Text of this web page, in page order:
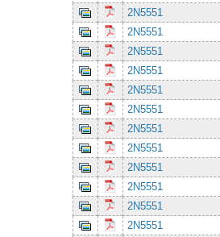
2N5551
2N5551
2N5551
2N5551
2N5551
2N5551
2N5551
2N5551
2N5551
2N5551
2N5551
2N5551